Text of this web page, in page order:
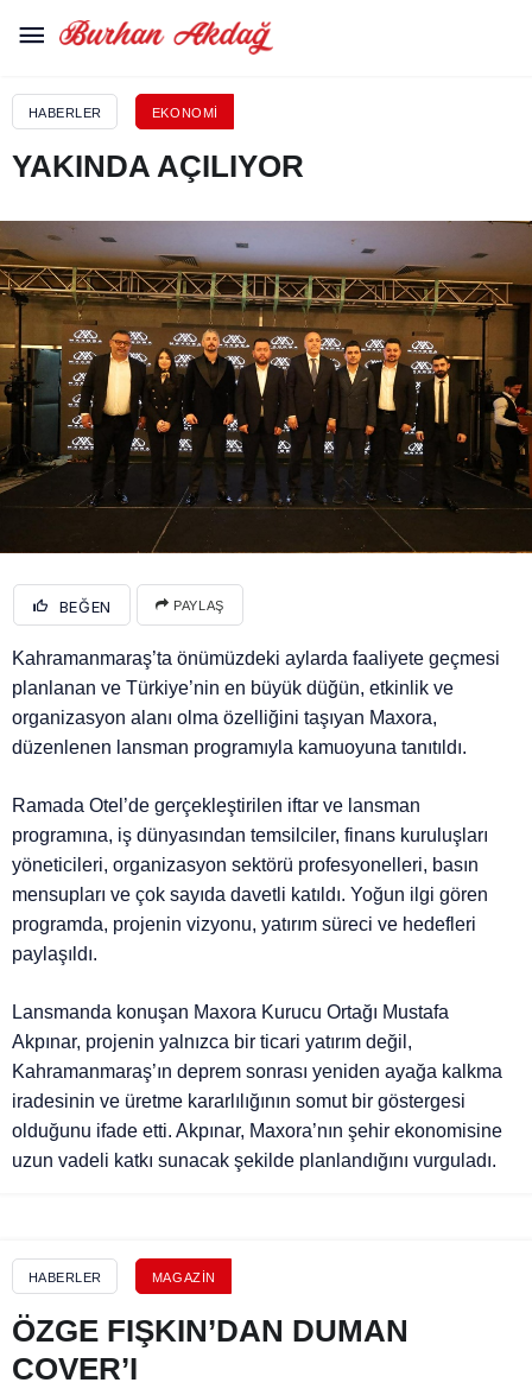
HABERLER EKONOMI
YAKINDA AÇILIYOR
BEĞEN PAYLAŞ
Kahramanmaraş’ta önümüzdeki aylarda faaliyete geçmesi
planlanan ve Türkiye’nin en büyük düğün, etkinlik ve
organizasyon alanı olma özelliğini taşıyan Maxora,
düzenlenen lansman programıyla kamuoyuna tanıtıldı.
Ramada Otel’de gerçekleştirilen iftar ve lansman
programına, iş dünyasından temsilciler, finans kuruluşları
yöneticileri, organizasyon sektörü profesyonelleri, basın
mensupları ve çok sayıda davetli katıldı. Yoğun ilgi gören
programda, projenin vizyonu, yatırım süreci ve hedefleri
paylaşıldı.
Lansmanda konuşan Maxora Kurucu Ortağı Mustafa
Akpınar, projenin yalnızca bir ticari yatırım değil,
Kahramanmaraş’ın deprem sonrası yeniden ayağa kalkma
iradesinin ve üretme kararlılığının somut bir göstergesi
olduğunu ifade etti. Akpınar, Maxora’nın şehir ekonomisine
uzun vadeli katkı sunacak şekilde planlandığını vurguladı.
HABERLER MAGAZIN
ÖZGE FIŞKIN’DAN DUMAN
COVER’I